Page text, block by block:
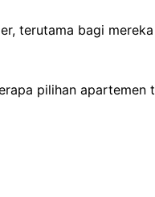
terutama bagi
pilihan apartemen